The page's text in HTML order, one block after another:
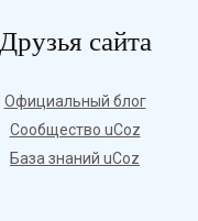
Друзья сайта
Официальный блог
Сообщество uCoz
База знаний uCoz